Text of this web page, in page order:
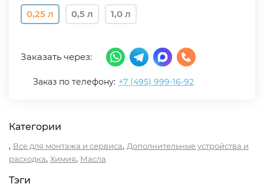
0,25 л 0,5 л 1,0 л
Заказать через:
Заказ по телефону: +7 (495) 999-16-92
Категории
, Все для монтажа и сервиса, Дополнительные устройства и
расходка, Химия, Масла
Тэги